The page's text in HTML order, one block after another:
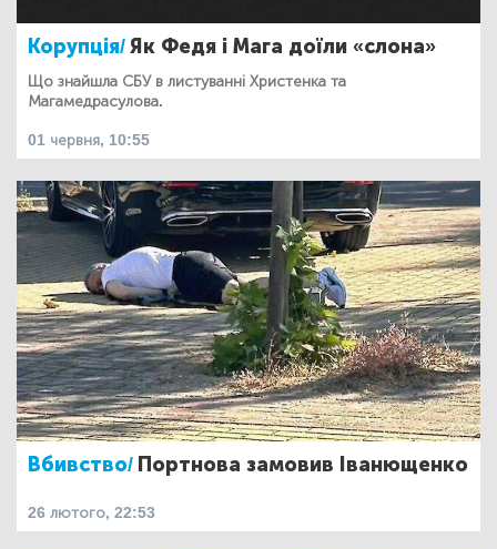
Корупція/Як Федя і Мага доїли «слона»
Що знайшла СБУ в листуванні Христенка та
Магамедрасулова.
01 червня, 10:55
Вбивство/ Портнова замовив Іванющенко
26 лютого, 22:53